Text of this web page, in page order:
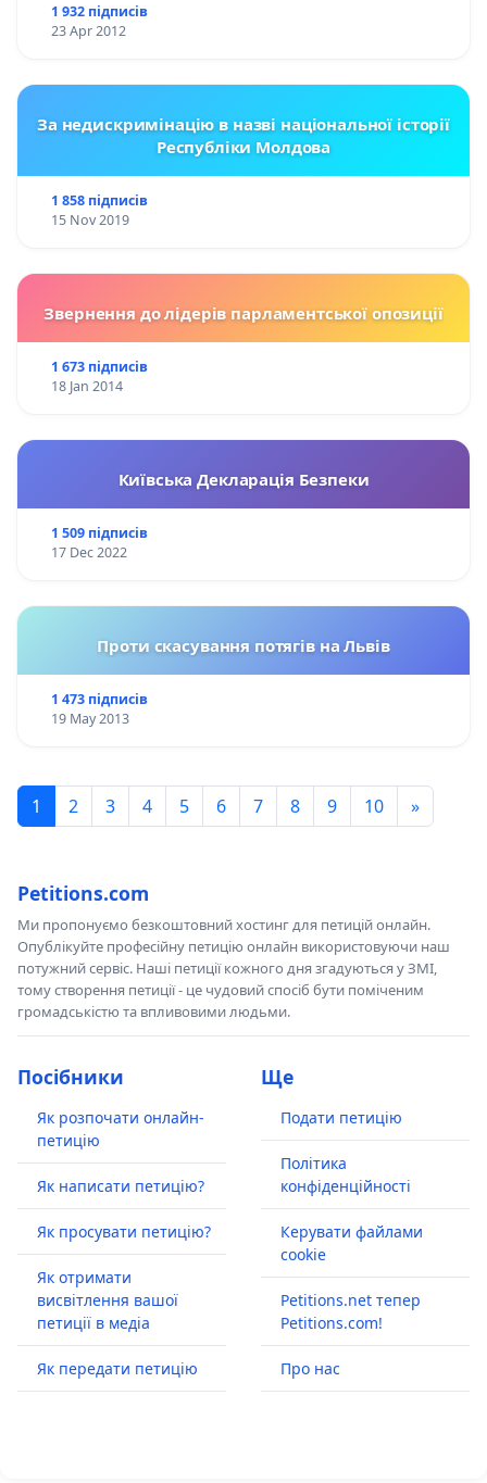
1 932 підписів
23 Apr 2012
За недискримінацію в назві національної історії
Республіки Молдова
1 858 підписів
15 Nov 2019
Звернення до лідерів парламентської опозиції
1 673 підписів
18 Jan 2014
Київська Декларація Безпеки
1 509 підписів
17 Dec 2022
Проти скасування потягів на Львів
1 473 підписів
19 May 2013
1 2 3 4 5 6 7 8 9 10 »
Petitions.com
Ми пропонуємо безкоштовний хостинг для петицій онлайн.
Опублікуйте професійну петицію онлайн використовуючи наш
потужний сервіс. Наші петиції кожного дня згадуються у ЗМІ,
тому створення петиції - це чудовий спосіб бути поміченим
громадськістю та впливовими людьми.
Посібники
Як розпочати онлайн-
петицію
Як написати петицію?
Як просувати петицію?
Як отримати
висвітлення вашої
петиції в медіа
Як передати петицію
Ще
Подати петицію
Політика
конфіденційності
Керувати файлами
cookie
Petitions.net тепер
Petitions.com!
Про нас